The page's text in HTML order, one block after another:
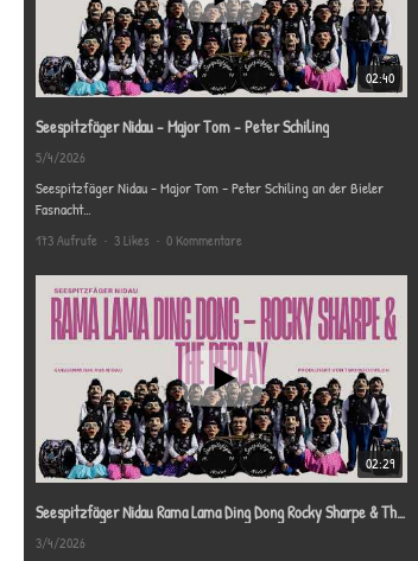
02:40
Seespitzfäger Nidau - Major Tom - Peter Schiling
5/4/2026
Seespitzfäger Nidau - Major Tom - Peter Schiling an der Bieler
Fasnacht
Produktion: www.twoinfocus.ch
173 Aufrufe • 3 Likes • 0 Kommentare
02:29
Seespitzfäger Nidau Rama Lama Ding Dong Rocky Sharpe & The Replays
3/4/2026